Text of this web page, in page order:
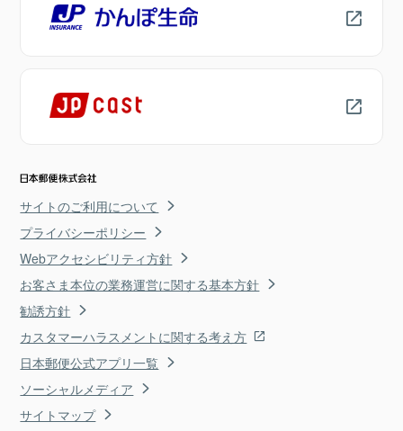
サイトのご利用について
プライバシーポリシー
Webアクセシビリティ方針
お客さま本位の業務運営に関する基本方針
勧誘方針
カスタマーハラスメントに関する考え方
日本郵便公式アプリ一覧
ソーシャルメディア
サイトマップ